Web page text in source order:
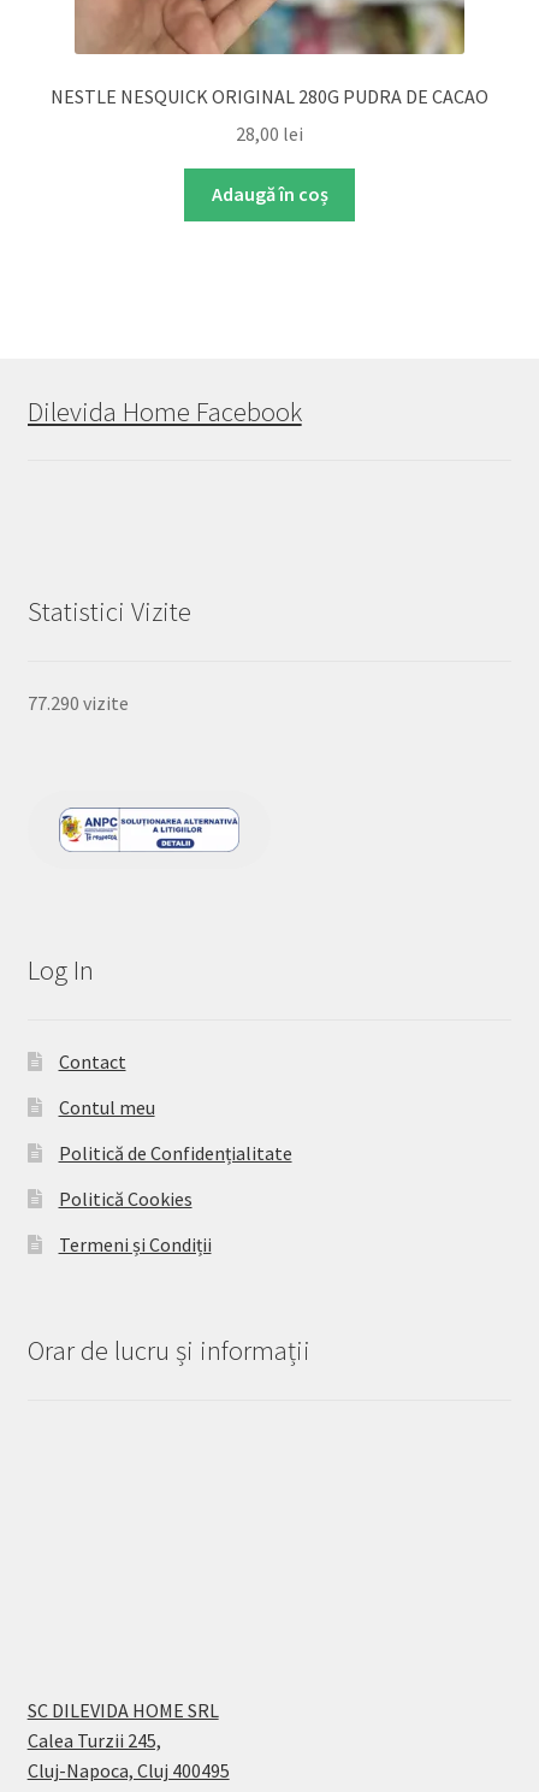
NESTLE NESQUICK ORIGINAL 280G PUDRA DE CACAO
28,00 lei
Adaugă în coș
Dilevida Home Facebook
Statistici Vizite
77.290 vizite
Log In
Contact
Contul meu
Politică de Confidențialitate
Politică Cookies
Termeni și Condiții
Orar de lucru și informații
SC DILEVIDA HOME SRL
Calea Turzii 245,
Cluj-Napoca, Cluj 400495